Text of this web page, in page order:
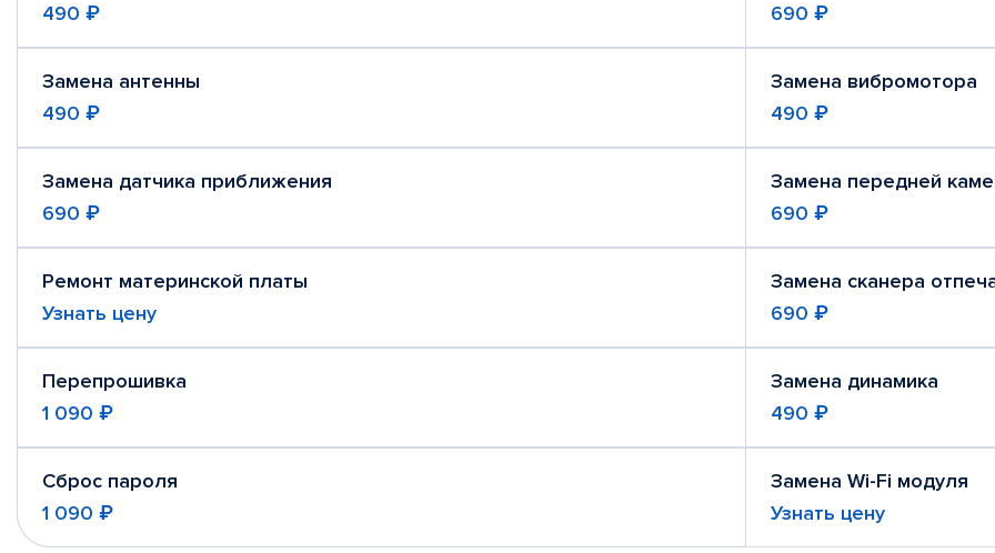
490 ₽
690 ₽
Замена антенны
490 ₽
Замена вибромотора
490 ₽
Замена датчика приближения
690 ₽
Замена передней
690 ₽
Ремонт материнской платы
Узнать цену
Замена сканера
690 ₽
Перепрошивка
1 090 ₽
Замена динамика
490 ₽
Сброс пароля
1 090 ₽
Замена Wi-Fi модуля
Узнать цену